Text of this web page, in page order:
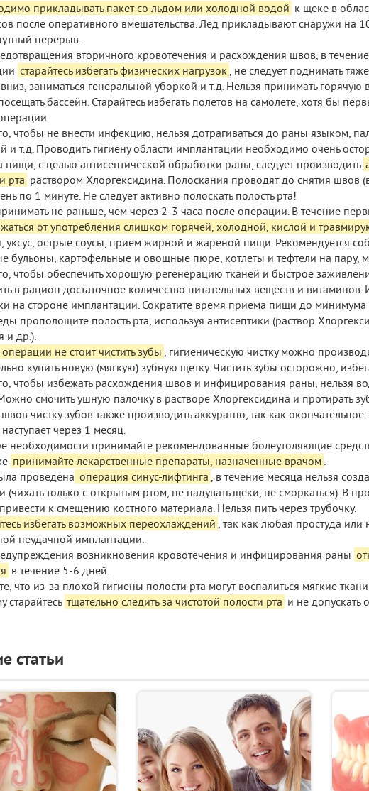
прикладывать пакет со льдом или холодной водой к щеке в
после оперативного вмешательства. Лед прикладывают снаружи на
перерыв.
вторичного кровотечения и расхождения швов, в
старайтесь избегать физических нагрузок , не следует поднимать
вниз, заниматься генеральной уборкой и т.д. Нельзя принимать горячую
бассейн. Старайтесь избегать полетов на самолете, хотя бы
чтобы не внести инфекцию, нельзя дотрагиваться до раны языком,
и т.д. Проводить гигиену области имплантации необходимо очень
пищи, с целью антисептической обработки раны, следует производить
рта раствором Хлоргексидина. Полоскания проводят до снятия швов
по 1 минуте. Не следует активно полоскать полость рта!
не раньше, чем через 2-3 часа после операции. В течение
от употребления слишком горячей, холодной, кислой и
уксус, острые соусы, прием жирной и жареной пищи. Рекомендуется
бульоны, картофельные и овощные пюре, котлеты и тефтели на пару,
чтобы обеспечить хорошую регенерацию тканей и быстрое
в рацион достаточное количество питательных веществ и витаминов.
на стороне имплантации. Сократите время приема пищи до минимума
прополощите полость рта, используя антисептики (раствор
и др.).
не стоит чистить зубы , гигиеническую чистку можно
купить новую (мягкую) зубную щетку. Чистить зубы осторожно,
чтобы избежать расхождения швов и инфицирования раны, нельзя
смочить ушную палочку в растворе Хлоргексидина и протирать
чистку зубов также производить аккуратно, так как
через 1 месяц.
необходимости принимайте рекомендованные болеутоляющие
принимайте лекарственные препараты, назначенные врачом .
проведена операция синус-лифтинга , в течение месяца нельзя
(чихать только с открытым ртом, не надувать щеки, не сморкаться). В
к смещению костного материала. Нельзя пить через трубочку.
избегать возможных переохлаждений , так как любая простуда или
неудачной имплантации.
возникновения кровотечения и инфицирования раны
в течение 5-6 дней.
что из-за плохой гигиены полости рта могут воспалиться мягкие
старайтесь тщательно следить за чистотой полости рта и не допускать
статьи